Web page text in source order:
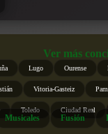
Ver más
Lugo Ourense
Vitoria-Gasteiz
Toledo Ciudad Real
Musicales Fusión